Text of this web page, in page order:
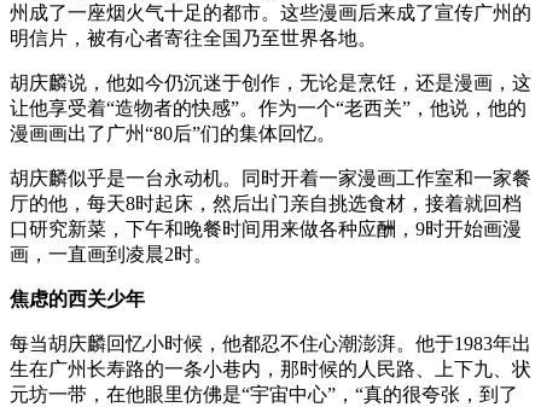
州成了一座烟火气十足的都市。这些漫画后来成了宣传广州的
明信片，被有心者寄往全国乃至世界各地。
胡庆麟说，他如今仍沉迷于创作，无论是烹饪，还是漫画，这
让他享受着“造物者的快感”。作为一个“老西关”，他说，他的
漫画画出了广州“80后”们的集体回忆。
胡庆麟似乎是一台永动机。同时开着一家漫画工作室和一家餐
厅的他，每天8时起床，然后出门亲自挑选食材，接着就回档
口研究新菜，下午和晚餐时间用来做各种应酬，9时开始画漫
画，一直画到凌晨2时。
焦虑的西关少年
每当胡庆麟回忆小时候，他都忍不住心潮澎湃。他于1983年出
生在广州长寿路的一条小巷内，那时候的人民路、上下九、状
元坊一带，在他眼里仿佛是“宇宙中心”，“真的很夸张，到了